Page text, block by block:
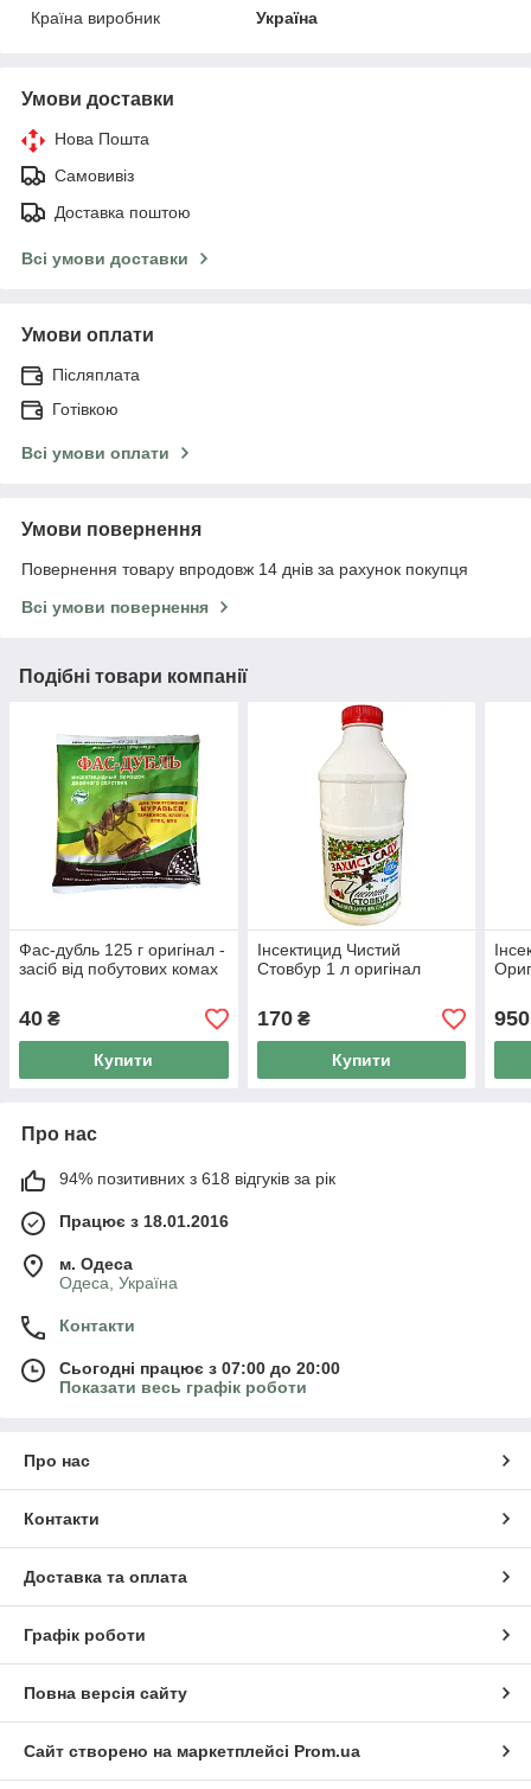
Країна виробник
Україна
Умови доставки
Нова Пошта
Самовивіз
Доставка поштою
Всі умови доставки
Умови оплати
Післяплата
Готівкою
Всі умови оплати
Умови повернення
Повернення товару впродовж 14 днів за рахунок покупця
Всі умови повернення
Подібні товари компанії
Фас-дубль 125 г оригінал -
засіб від побутових комах
40 ₴
Купити
Інсектицид Чистий
Стовбур 1 л оригінал
170₴
Купити
950
Про нас
94% позитивних з 618 відгуків за рік
Працює з 18.01.2016
м. Одеса
Одеса, Україна
Контакти
Сьогодні працює з 07:00 до 20:00
Показати весь графік роботи
Про нас
Контакти
Доставка та оплата
Графік роботи
Повна версія сайту
Сайт створено на маркетплейсі Prom.ua